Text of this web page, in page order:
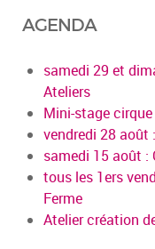
AGENDA
samedi 29 et
Ateliers
Mini-stage cirque
vendredi 28 août
samedi 15 août :
tous les 1ers
Ferme
Atelier création